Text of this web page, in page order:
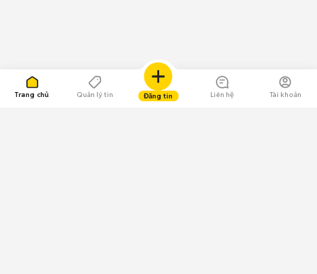
Trang chủ Quản lý tin Đăng tin Liên hệ Tài khoản